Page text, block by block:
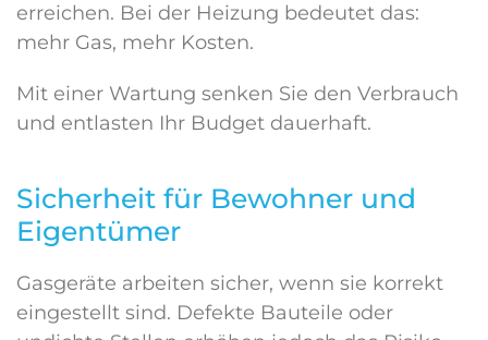
erreichen. Bei der Heizung bedeutet das:
mehr Gas, mehr Kosten.
Mit einer Wartung senken Sie den Verbrauch
und entlasten Ihr Budget dauerhaft.
Sicherheit für Bewohner und
Eigentümer
Gasgeräte arbeiten sicher, wenn sie korrekt
eingestellt sind. Defekte Bauteile oder